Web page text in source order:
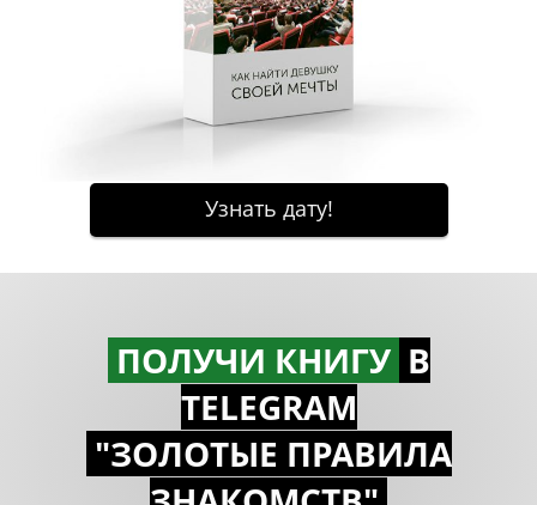
ПОЛУЧИ КНИГУ В
TELEGRAM
"ЗОЛОТЫЕ ПРАВИЛА